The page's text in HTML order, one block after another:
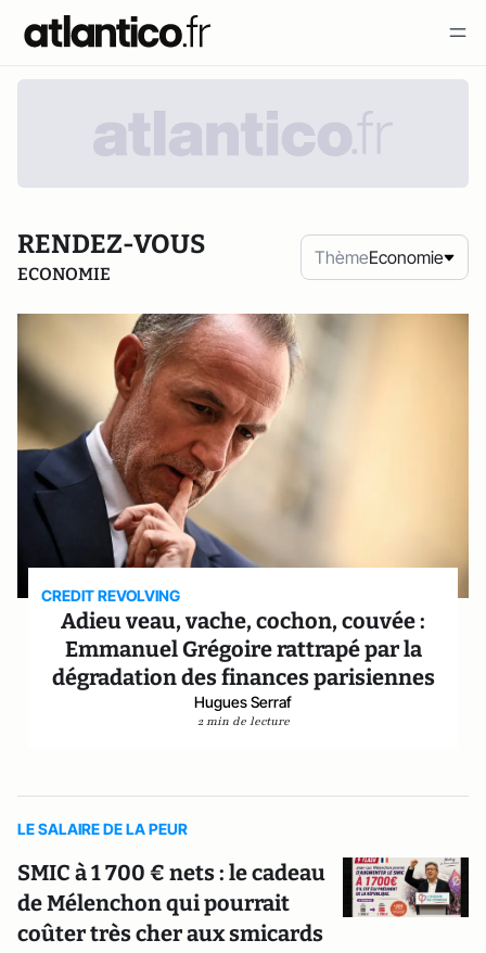
RENDEZ-VOUS
ECONOMIE
ThèmeEconomie
CREDIT REVOLVING
Adieu veau, vache, cochon, couvée :
Emmanuel Grégoire rattrapé par la
dégradation des finances parisiennes
Hugues Serraf
2 min de lecture
LE SALAIRE DE LA PEUR
SMIC à 1 700 € nets : le cadeau
de Mélenchon qui pourrait
coûter très cher aux smicards